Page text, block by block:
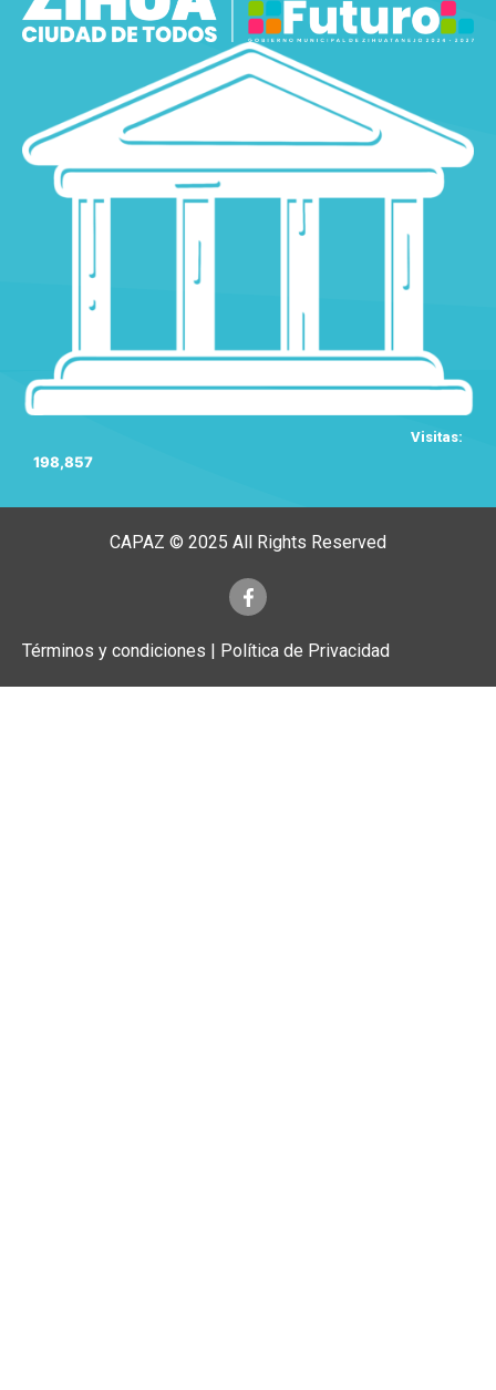
Visitas:
198,857
CAPAZ © 2025 All Rights Reserved
Términos y condiciones | Política de Privacidad